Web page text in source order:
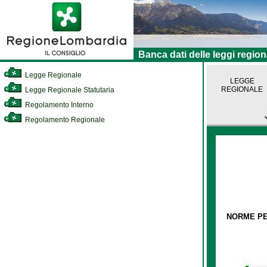
Banca dati delle leggi
Legge Regionale
Legge Regionale Statutaria
Regolamento Interno
Regolamento Regionale
LEGGE
REGIONALE
NORME